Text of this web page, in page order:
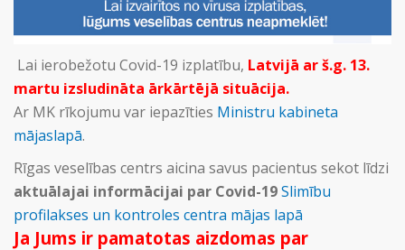
Lai ierobežotu Covid-19 izplatību, Latvijā ar š.g. 13.
martu izsludināta ārkārtējā situācija.
Ar MK rīkojumu var iepazīties Ministru kabineta
mājaslapā.
Rīgas veselības centrs aicina savus pacientus sekot līdzi
aktuālajai informācijai par Covid-19Slimību
profilakses un kontroles centra mājas lapā
Ja Jums ir pamatotas aizdomas par